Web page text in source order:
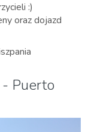
:)
oraz dojazd
Puerto